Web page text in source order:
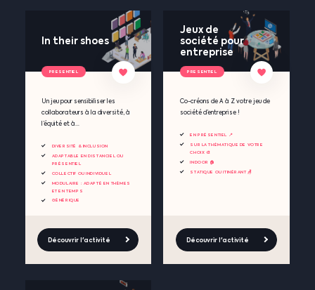
In their shoes
Un jeu pour sensibiliser les
collaborateurs à la diversité, à
l’équité et à...
DIVERSITÉ & INCLUSION
ADAPTABLE EN DISTANCIEL OU
PRÉSENTIEL
COLLECTIF OU INDIVIDUEL
MODULAIRE : ADAPTÉ EN THÈMES
ET EN TEMPS
GÉNÉRIQUE
Découvrir l'activité
PRESENTIEL
Jeux de
société pour
entreprise
Co-créons de A à Z votre jeu de
société d’entreprise !
EN PRÉSENTIEL 📍
SUR LA THÉMATIQUE DE VOTRE
CHOIX 🎨
INDOOR 🏠
STATIQUE OU ITINÉRANT 🪑
Découvrir l'activité
PRESENTIEL